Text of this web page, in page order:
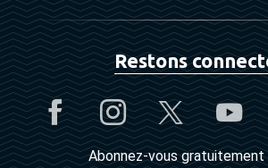
Restons
Abonnez-vous gratuitement